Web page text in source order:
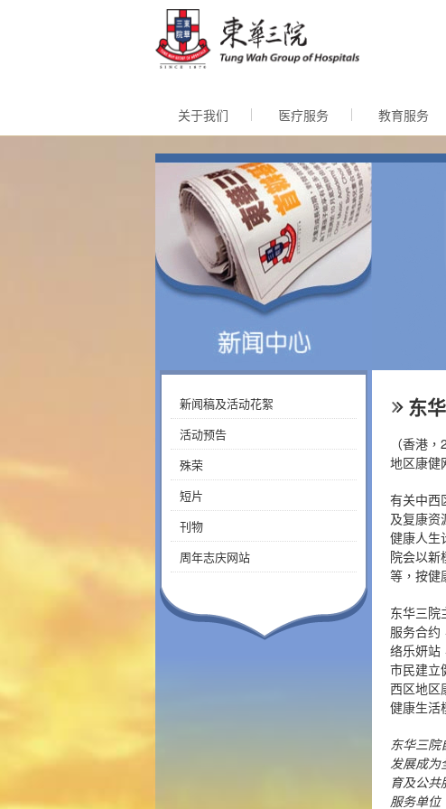
关于我们 医疗服务 教育服务
新闻稿及活动花絮
活动预告
殊荣
短片
刊物
周年志庆网站
东
（香港
地区康健
有关中西
及复康资
健康人生
院会以新
等，按健
东华三院
服务合约
络乐妍站
市民建立
西区地区
健康生活
东华三院
发展成为
育及公
服务单位